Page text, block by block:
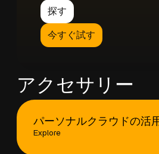
探す
今すぐ試す
アクセサリー
パーソナルクラウドの活
Explore